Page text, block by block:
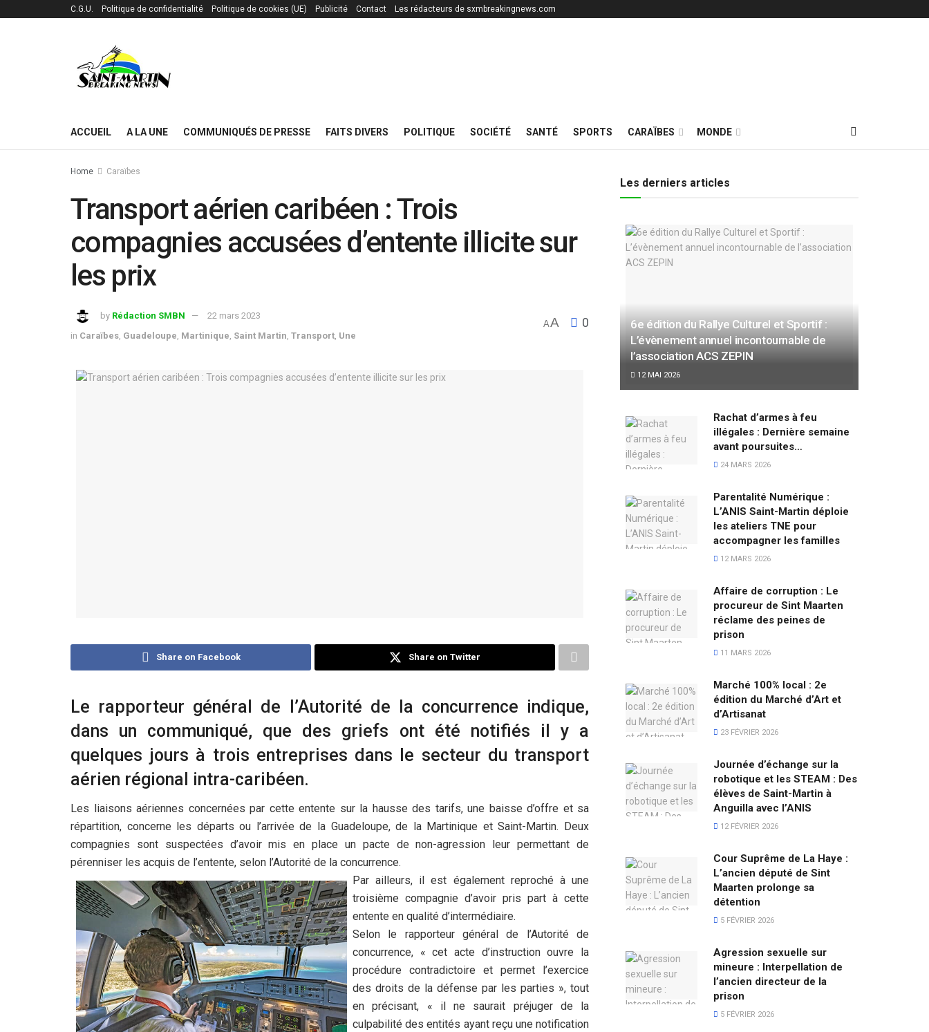
C.G.U. Politique de confidentialité Politique de cookies (UE) Publicité Contact Les rédacteurs de sxmbreakingnews.com
ACCUEIL A LA UNE COMMUNIQUÉS DE PRESSE FAITS DIVERS POLITIQUE SOCIÉTÉ SANTÉ SPORTS CARAÏBES MONDE
Home Caraïbes
Transport aérien caribéen : Trois
compagnies accusées d’entente illicite sur
les prix
by Rédaction SMBN
22 mars 2023
in Caraïbes Guadeloupe Martinique Saint Martin Transport Une
AA 0
Share on Facebook Share on Twitter
Le rapporteur général de l’Autorité de la concurrence indique,
dans un communiqué, que des griefs ont été notifiés il y a
quelques jours à trois entreprises dans le secteur du transport
aérien régional intra-caribéen.
Les liaisons aériennes concernées par cette entente sur la hausse des tarifs, une baisse d’offre et sa
répartition, concerne les départs ou l’arrivée de la Guadeloupe, de la Martinique et Saint-Martin. Deux
compagnies sont suspectées d’avoir mis en place un pacte de non-agression leur permettant de
pérenniser les acquis de l’entente, selon l’Autorité de la concurrence.
Par ailleurs, il est également reproché à une
troisième compagnie d’avoir pris part à cette
entente en qualité d’intermédiaire.
Selon le rapporteur général de l’Autorité de
concurrence, « cet acte d’instruction ouvre la
procédure contradictoire et permet l’exercice
des droits de la défense par les parties », tout
en précisant, « il ne saurait préjuger de la
culpabilité des entités ayant reçu une notification
Les derniers articles
6e édition du Rallye Culturel et Sportif :
L’évènement annuel incontournable de
l’association ACS ZEPIN
12 MAI 2026
Rachat d’armes à feu
illégales : Dernière semaine
avant poursuites…
24 MARS 2026
Parentalité Numérique :
L’ANIS Saint-Martin déploie
les ateliers TNE pour
accompagner les familles
12 MARS 2026
Affaire de corruption : Le
procureur de Sint Maarten
réclame des peines de
prison
11 MARS 2026
Marché 100% local : 2e
édition du Marché d’Art et
d’Artisanat
23 FÉVRIER 2026
Journée d’échange sur la
robotique et les STEAM : Des
élèves de Saint-Martin à
Anguilla avec l’ANIS
12 FÉVRIER 2026
Cour Suprême de La Haye :
L’ancien député de Sint
Maarten prolonge sa
détention
5 FÉVRIER 2026
Agression sexuelle sur
mineure : Interpellation de
l’ancien directeur de la
prison
5 FÉVRIER 2026